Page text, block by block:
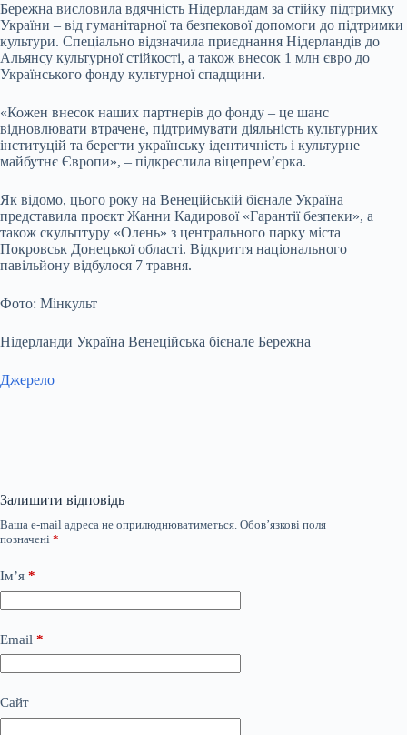
Бережна висловила вдячність Нідерландам за стійку підтримку
України – від гуманітарної та безпекової допомоги до підтримки
культури. Спеціально відзначила приєднання Нідерландів до
Альянсу культурної стійкості, а також внесок 1 млн євро до
Українського фонду культурної спадщини.
«Кожен внесок наших партнерів до фонду – це шанс
відновлювати втрачене, підтримувати діяльність культурних
інституцій та берегти українську ідентичність і культурне
майбутнє Європи», – підкреслила віцепрем’єрка.
Як відомо, цього року на Венеційській бієнале Україна
представила проєкт Жанни Кадирової «Гарантії безпеки», а
також скульптуру «Олень» з центрального парку міста
Покровськ Донецької області. Відкриття національного
павільйону відбулося 7 травня.
Фото: Мінкульт
Нідерланди Україна Венеційська бієнале Бережна
Джерело
Залишити відповідь
Ваша e-mail адреса не оприлюднюватиметься. Обов’язкові поля
позначені *
Ім’я *
Email *
Сайт